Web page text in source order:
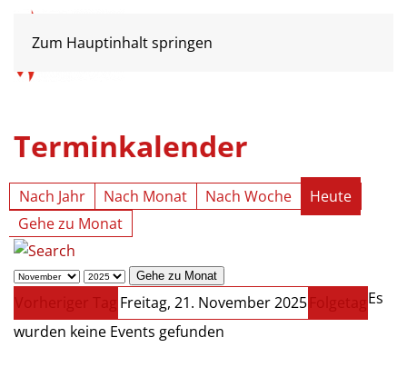
Zum Hauptinhalt springen
Terminkalender
Nach Jahr Nach Monat Nach Woche
Heute
Gehe zu Monat
Gehe zu Monat
Vorheriger Tag Freitag, 21. November 2025 FolgetagEs
wurden keine Events gefunden